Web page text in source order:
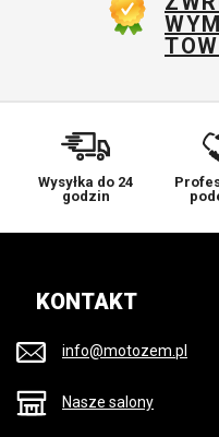
Wysyłka do 24
godzin
KONTAKT
info@motozem.pl
Nasze salony